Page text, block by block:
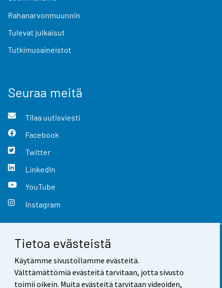
Tietoa evästeistä
Käytämme sivustollamme evästeitä.
Välttämättömiä evästeitä tarvitaan, jotta sivusto
toimii oikein. Muita evästeitä tarvitaan videoiden,
Rahanarvonmuunnin
Tulevat julkaisut
Tutkimusaineistot
Seuraa meitä
Tilaa uutisviesti
Facebook
Twitter
LinkedIn
YouTube
Instagram
Yhteystiedot
Palaute
Käyttöehdot